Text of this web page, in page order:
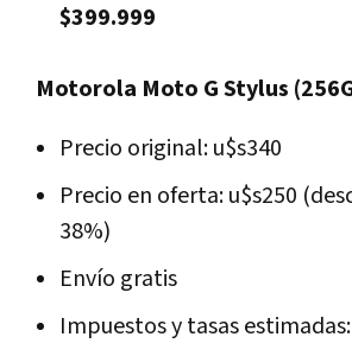
$399.999
Motorola Moto G Stylus
Precio original: u$s340
Precio en oferta: u$s250
38%)
Envío gratis
Impuestos y tasas